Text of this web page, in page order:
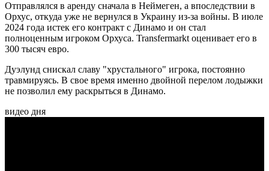
Отправлялся в аренду сначала в Неймеген, а впоследствии в
Орхус, откуда уже не вернулся в Украину из-за войны. В июле
2024 года истек его контракт с Динамо и он стал
полноценным игроком Орхуса. Transfermarkt оценивает его в
300 тысяч евро.
Дуэлунд снискал славу "хрустального" игрока, постоянно
травмируясь. В свое время именно двойной перелом лодыжки
не позволил ему раскрыться в Динамо.
видео дня